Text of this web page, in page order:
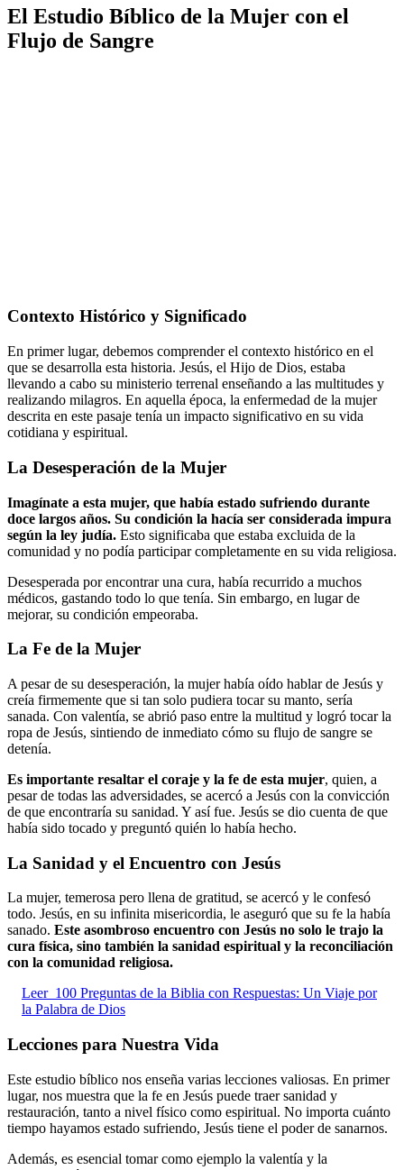
El Estudio Bíblico de la Mujer con el
Flujo de Sangre
Contexto Histórico y Significado
En primer lugar, debemos comprender el contexto histórico en el
que se desarrolla esta historia. Jesús, el Hijo de Dios, estaba
llevando a cabo su ministerio terrenal enseñando a las multitudes y
realizando milagros. En aquella época, la enfermedad de la mujer
descrita en este pasaje tenía un impacto significativo en su vida
cotidiana y espiritual.
La Desesperación de la Mujer
Imagínate a esta mujer, que había estado sufriendo durante
doce largos años. Su condición la hacía ser considerada impura
según la ley judía. Esto significaba que estaba excluida de la
comunidad y no podía participar completamente en su vida religiosa.
Desesperada por encontrar una cura, había recurrido a muchos
médicos, gastando todo lo que tenía. Sin embargo, en lugar de
mejorar, su condición empeoraba.
La Fe de la Mujer
A pesar de su desesperación, la mujer había oído hablar de Jesús y
creía firmemente que si tan solo pudiera tocar su manto, sería
sanada. Con valentía, se abrió paso entre la multitud y logró tocar la
ropa de Jesús, sintiendo de inmediato cómo su flujo de sangre se
detenía.
Es importante resaltar el coraje y la fe de esta mujer, quien, a
pesar de todas las adversidades, se acercó a Jesús con la convicción
de que encontraría su sanidad. Y así fue. Jesús se dio cuenta de que
había sido tocado y preguntó quién lo había hecho.
La Sanidad y el Encuentro con Jesús
La mujer, temerosa pero llena de gratitud, se acercó y le confesó
todo. Jesús, en su infinita misericordia, le aseguró que su fe la había
sanado. Este asombroso encuentro con Jesús no solo le trajo la
cura física, sino también la sanidad espiritual y la reconciliación
con la comunidad religiosa.
Leer 100 Preguntas de la Biblia con Respuestas: Un Viaje por
la Palabra de Dios
Lecciones para Nuestra Vida
Este estudio bíblico nos enseña varias lecciones valiosas. En primer
lugar, nos muestra que la fe en Jesús puede traer sanidad y
restauración, tanto a nivel físico como espiritual. No importa cuánto
tiempo hayamos estado sufriendo, Jesús tiene el poder de sanarnos.
Además, es esencial tomar como ejemplo la valentía y la